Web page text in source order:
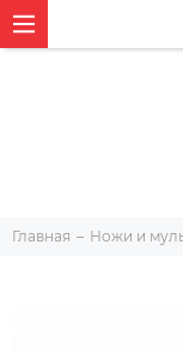
Главная Ножи и